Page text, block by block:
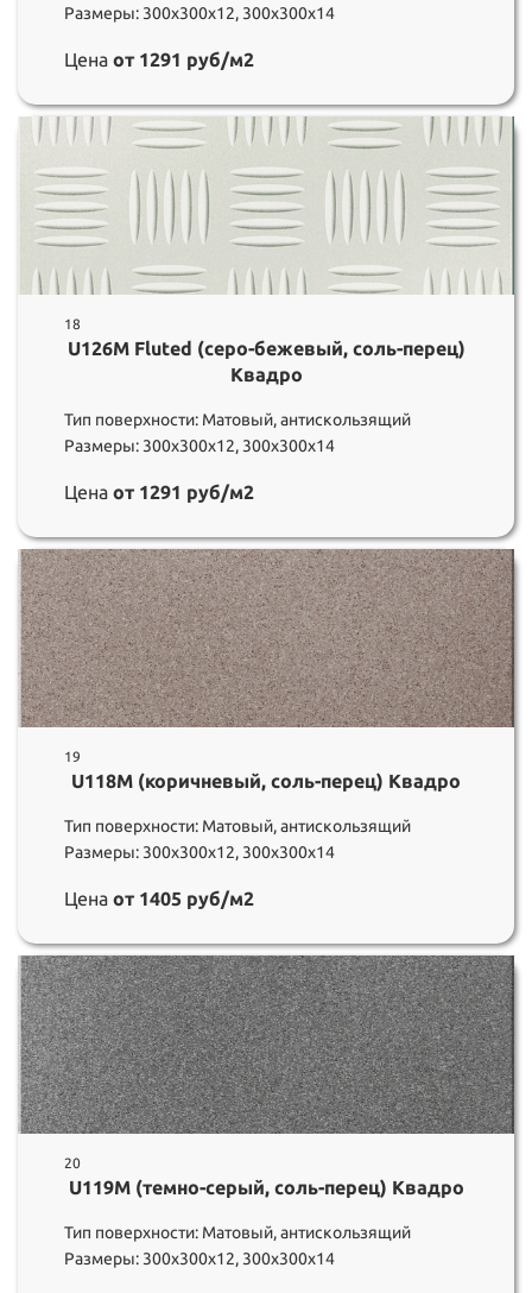
Размеры: 300х300х12, 300х300х14
Цена от 1291 руб/м2
18
U126M Fluted (серо-бежевый, соль-перец)
Квадро
Тип поверхности: Матовый, антискользящий
Размеры: 300х300х12, 300х300х14
Цена от 1291 руб/м2
19
U118M (коричневый, соль-перец) Квадро
Тип поверхности: Матовый, антискользящий
Размеры: 300х300х12, 300х300х14
Цена от 1405 руб/м2
20
U119M (темно-серый, соль-перец) Квадро
Тип поверхности: Матовый, антискользящий
Размеры: 300х300х12, 300х300х14